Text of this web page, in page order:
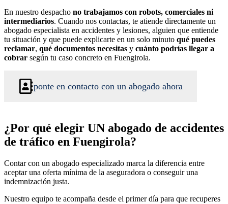
En nuestro despacho no trabajamos con robots, comerciales ni
intermediarios. Cuando nos contactas, te atiende directamente un
abogado especialista en accidentes y lesiones, alguien que entiende
tu situación y que puede explicarte en un solo minuto qué puedes
reclamar, qué documentos necesitas y cuánto podrías llegar a
cobrar según tu caso concreto en Fuengirola.
ponte en contacto con un abogado ahora
¿Por qué elegir UN abogado de accidentes
de tráfico en Fuengirola?
Contar con un abogado especializado marca la diferencia entre
aceptar una oferta mínima de la aseguradora o conseguir una
indemnización justa.
Nuestro equipo te acompaña desde el primer día para que recuperes